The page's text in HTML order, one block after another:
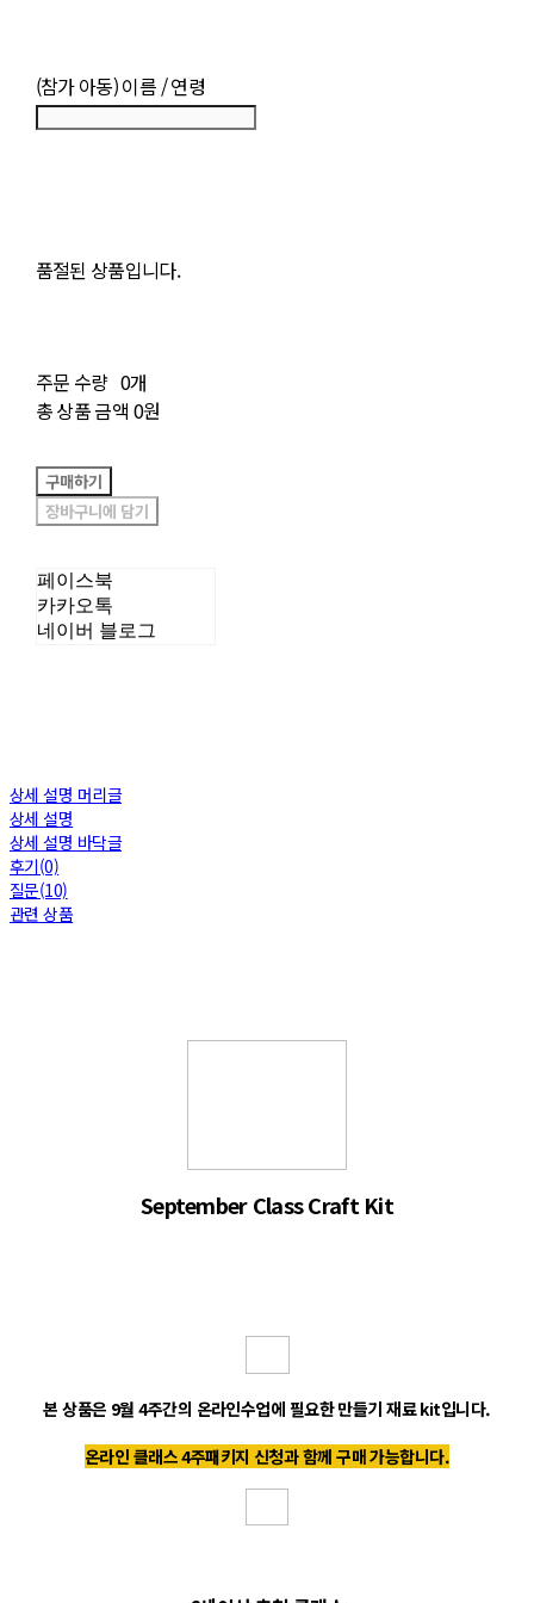
(참가 아동) 이름 / 연령
품절된 상품입니다.
주문 수량 0개
총 상품 금액 0원
구매하기
장바구니에 담기
페이스북
카카오톡
네이버 블로그
상세 설명 머리글
상세 설명
상세 설명 바닥글
후기(0)
질문(10)
관련 상품
September ClassCraft Kit
본 상품은 9월 4주간의 온라인수업에 필요한 만들기 재료 kit입니다.
온라인 클래스 4주패키지 신청과 함께구매 가능합니다.